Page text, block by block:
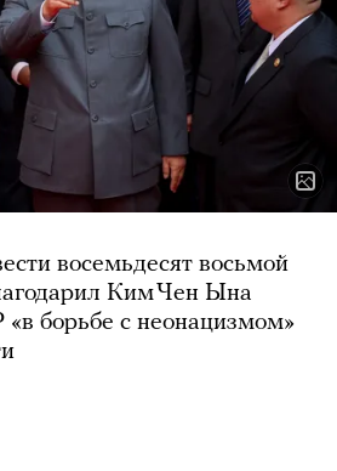
восемьдесят восьмой
Ким Чен Ына
борьбе с неонацизмом»